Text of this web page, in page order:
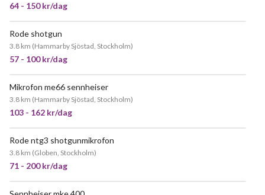
64 - 150 kr/dag
Rode shotgun
3.8 km (Hammarby Sjöstad, Stockholm)
57 - 100 kr/dag
Mikrofon me66 sennheiser
3.8 km (Hammarby Sjöstad, Stockholm)
103 - 162 kr/dag
Rode ntg3 shotgunmikrofon
3.8 km (Globen, Stockholm)
71 - 200 kr/dag